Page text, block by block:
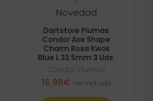
Novedad
Dartstore Plumas
Condor Axe Shape
Charm Rosa Kwok
Blue L 33.5mm 3 Uds.
Condor Plumas
16,98€ Iva incluido